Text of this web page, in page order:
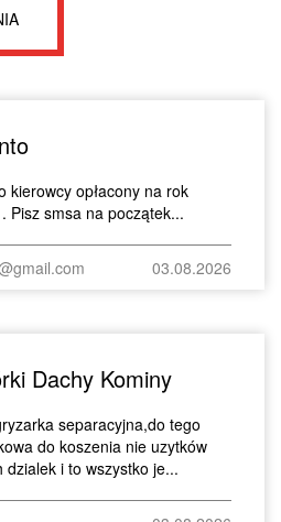
kierowcy opłacony na rok
Pisz smsa na początek...
03.08.2026
Dachy Kominy
separacyjna,do tego
do koszenia nie uzytków
i to wszystko je...